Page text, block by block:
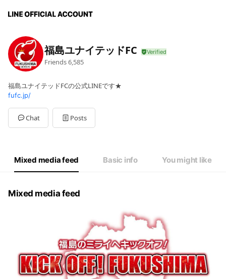
福島ユナイテッドFC
Friends6,585
福島ユナイテッドFCの公式LINEです★
fufc.jp/
Chat Posts
Mixed media feed Basic info You might like
Mixed media feed